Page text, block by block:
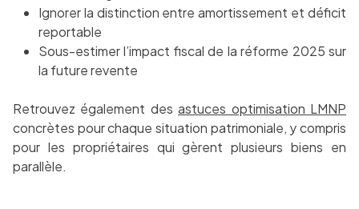
Ignorer la distinction entre amortissement et déficit
reportable
Sous-estimer l’impact fiscal de la réforme 2025 sur
la future revente
Retrouvez également desastuces optimisation LMNP
concrètes pour chaque situation patrimoniale, y compris
pour les propriétaires qui gèrent plusieurs biens en
parallèle.